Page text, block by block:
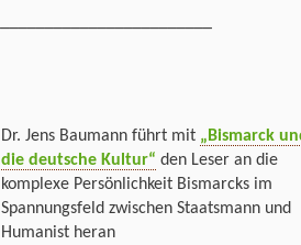
Dr. Jens Baumann führt mit „Bismarck
die deutsche Kultur“ den Leser an die
komplexe Persönlichkeit Bismarcks im
Spannungsfeld zwischen Staatsmann und
Humanist heran